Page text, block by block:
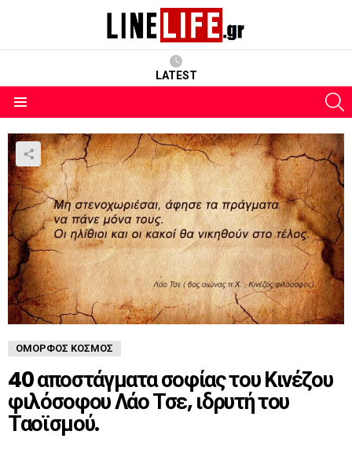
LATEST
ΌΜΟΡΦΟΣ ΚΌΣΜΟΣ
40 αποστάγματα σοφίας του Κινέζου
φιλόσοφου Λάο Τσε, ιδρυτή του
Ταοϊσμού.